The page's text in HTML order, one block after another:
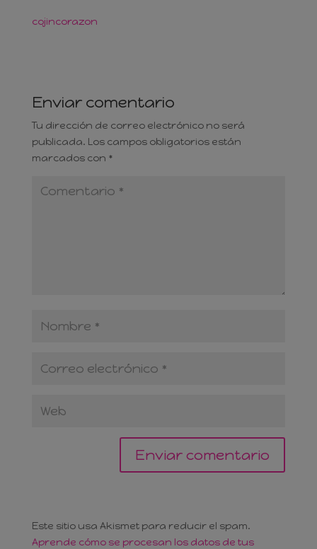
cojincorazon
Enviar comentario
Tu dirección de correo electrónico no será
publicada. Los campos obligatorios están
marcados con *
Este sitio usa Akismet para reducir el spam.
Aprende cómo se procesan los datos de tus